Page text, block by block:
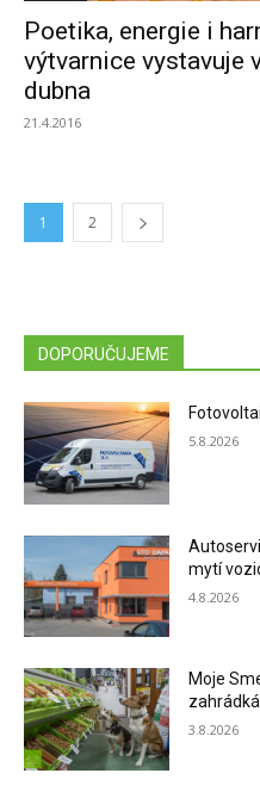
Poetika, energie i
výtvarnice vystavuje
dubna
21.4.2016
1 2
DOPORUČUJEME
5.8.2026
mytí
4.8.2026
Moje
3.8.2026